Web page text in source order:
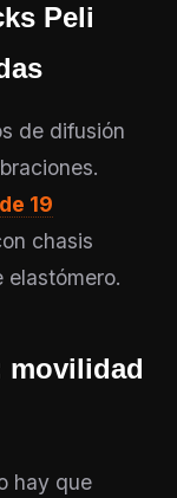
Peli
de difusión
19
chasis
elastómero.
movilidad
hay que